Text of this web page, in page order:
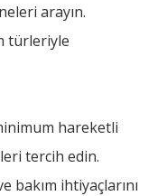
arayın.
türleriyle
hareketli
tercih edin.
bakım ihtiyaçlarını